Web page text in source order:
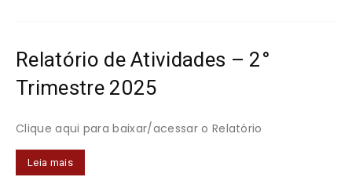
Relatório de Atividades – 2°
Trimestre 2025
Clique aqui para baixar/acessar o Relatório
Leia mais